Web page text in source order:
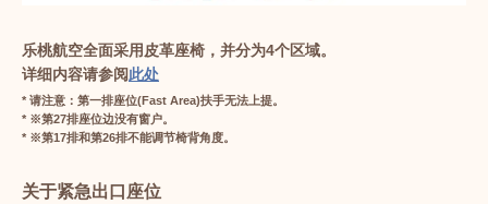
乐桃航空全面采用皮革座椅，并分为4个区域。
详细内容请参阅此处
* 请注意：第一排座位(Fast Area)扶手无法上提。
* ※第27排座位边没有窗户。
* ※第17排和第26排不能调节椅背角度。
关于紧急出口座位